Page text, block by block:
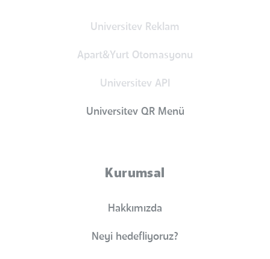
Universitev Reklam
Apart&Yurt Otomasyonu
Universitev API
Universitev QR Menü
Kurumsal
Hakkımızda
Neyi hedefliyoruz?